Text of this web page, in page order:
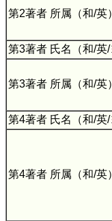
第2著者 所属（和/英）
第3著者 氏名（和/英/
第3著者 所属（和/英）
第4著者 氏名（和/英/
第4著者 所属（和/英）